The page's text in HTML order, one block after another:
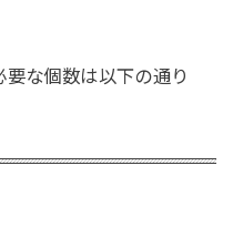
な個数は以下の通り